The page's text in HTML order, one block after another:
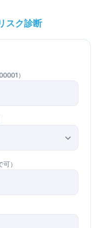
スク診断
）
）